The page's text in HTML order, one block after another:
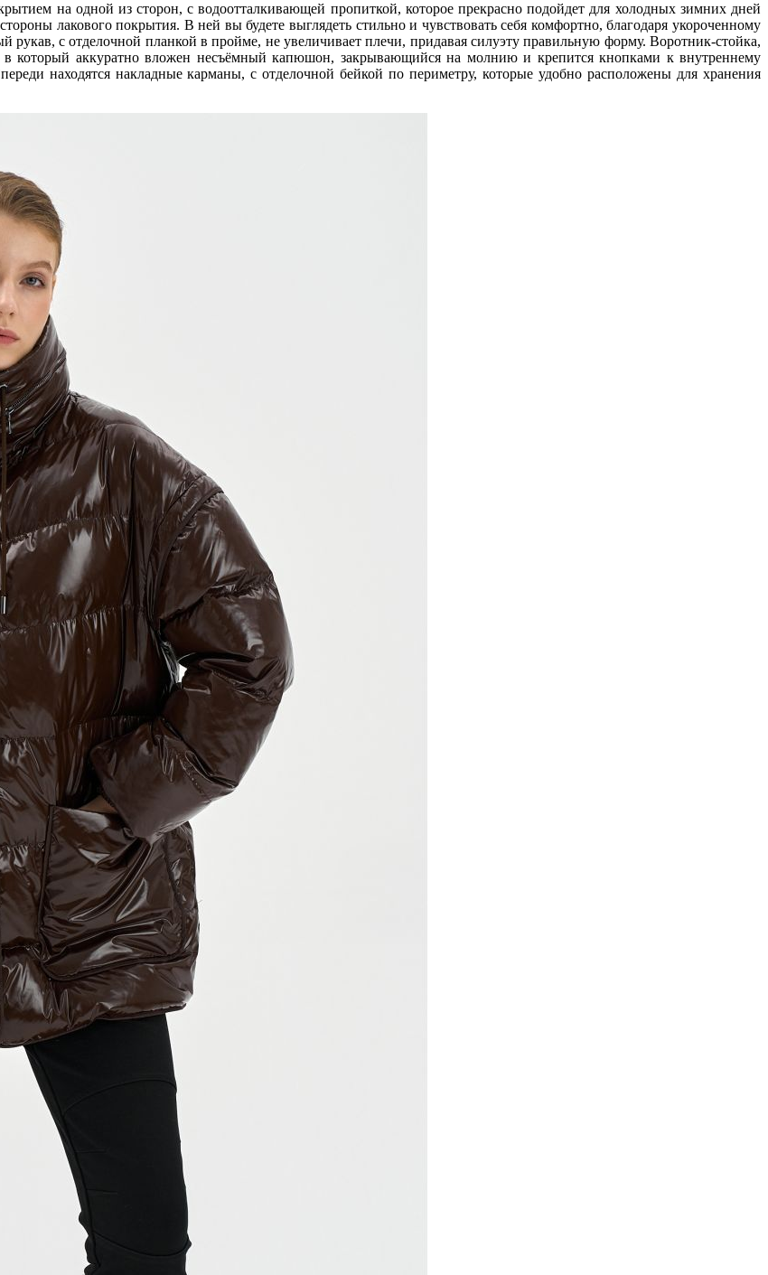
на одной из сторон, с водоотталкивающей пропиткой, которое прекрасно подойдет для холодных зимних дней
лакового покрытия. В ней вы будете выглядеть стильно и чувствовать себя комфортно, благодаря укороченному
c отделочной планкой в пройме, не увеличивает плечи, придавая силуэту правильную форму. Воротник-стойка,
в который аккуратно вложен несъёмный капюшон, закрывающийся на молнию и крепится кнопками к внутреннему
находятся накладные карманы, с отделочной бейкой по периметру, которые удобно расположены для хранения